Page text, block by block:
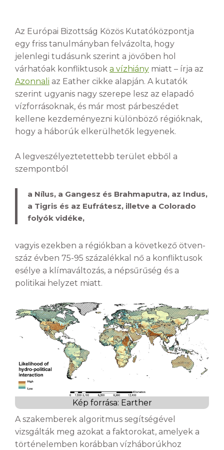
Az Európai Bizottság Közös Kutatóközpontja
egy friss tanulmányban felvázolta, hogy
jelenlegi tudásunk szerint a jövőben hol
várhatóak konfliktusok a vízhiány miatt – írja az
Azonnali az Eather cikke alapján. A kutatók
szerint ugyanis nagy szerepe lesz az elapadó
vízforrásoknak, és már most párbeszédet
kellene kezdeményezni különböző régióknak,
hogy a háborúk elkerülhetők legyenek.
A legveszélyeztetettebb terület ebből a
szempontból
a Nílus, a Gangesz és Brahmaputra, az Indus,
a Tigris és az Eufrátesz, illetve a Colorado
folyók vidéke,
vagyis ezekben a régiókban a következő ötven-
száz évben 75-95 százalékkal nő a konfliktusok
esélye a klímaváltozás, a népsűrűség és a
politikai helyzet miatt.
Kép forrása: Earther
A szakemberek algoritmus segítségével
vizsgálták meg azokat a faktorokat, amelyek a
történelemben korábban vízháborúkhoz